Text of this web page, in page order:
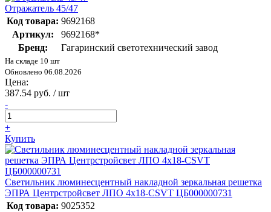
Отражатель 45/47
Код товара: 9692168
Артикул:
9692168*
Бренд:
Гагаринский светотехнический завод
На складе 10 шт
Обновлено 06.08.2026
Цена:
387.54 руб. / шт
-
+
Купить
Светильник люминесцентный накладной зеркальная решетка
ЭПРА Центрстройсвет ЛПО 4х18-CSVT ЦБ000000731
Код товара: 9025352